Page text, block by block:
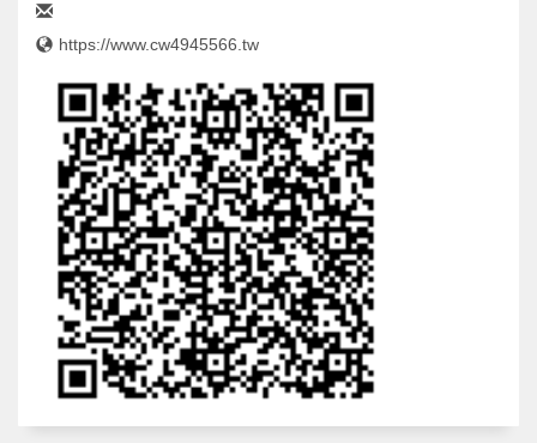
https://www.cw4945566.tw